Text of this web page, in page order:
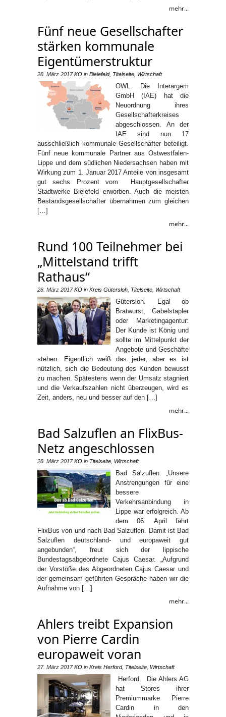
mehr...
Fünf neue Gesellschafter
stärken kommunale
Eigentümerstruktur
28. März 2017 KO in Bielefeld, Titelseite Wirtschaft
OWL. Die Interargem
GmbH (IAE) hat die
Neuordnung ihres
Gesellschafterkreises
abgeschlossen. An der
IAE sind nun 17
ausschließlich kommunale Gesellschafter beteiligt.
Fünf neue kommunale Partner aus Ostwestfalen-
Lippe und dem südlichen Niedersachsen haben mit
Wirkung zum 1. Januar 2017 Anteile von insgesamt
gut sechs Prozent vom Hauptgesellschafter
Stadtwerke Bielefeld erworben. Auch die meisten
Bestandsgesellschafter übernahmen zum gleichen
[…]
mehr...
Rund 100 Teilnehmer bei
„Mittelstand trifft
Rathaus“
28. März 2017 KO in Kreis Gütersloh Titelseite Wirtschaft
Gütersloh. Egal ob
Bratwurst, Gabelstapler
oder Marketingagentur:
Der Kunde ist König und
sollte im Mittelpunkt der
Angebote und Geschäfte
stehen. Eigentlich weiß das jeder, aber es ist
nützlich, sich die Bedeutung des Kunden bewusst
zu machen. Spätestens wenn der Umsatz stagniert
und die Verkaufszahlen nicht überzeugen, wird es
Zeit, anders, neu und besser auf den […]
mehr...
Bad Salzuflen an FlixBus-
Netz angeschlossen
28. März 2017 KO in Titelseite Wirtschaft
Bad Salzuflen. „Unsere
Anstrengungen für eine
bessere
Verkehrsanbindung in
Lippe war erfolgreich. Ab
dem 06. April fährt
FlixBus von und nach Bad Salzuflen. Damit ist Bad
Salzuflen deutschland- und europaweit gut
angebunden“, freut sich der lippische
Bundestagsabgeordnete Cajus Caesar. „Aufgrund
der Vorstöße des Abgeordneten Cajus Caesar und
der gemeinsam geführten Gespräche haben wir die
Aufnahme von […]
mehr...
Ahlers treibt Expansion
von Pierre Cardin
europaweit voran
27. März 2017 KO in Kreis Herford, Titelseite Wirtschaft
Herford. Die Ahlers AG
hat Stores ihrer
Premiummarke Pierre
Cardin in den